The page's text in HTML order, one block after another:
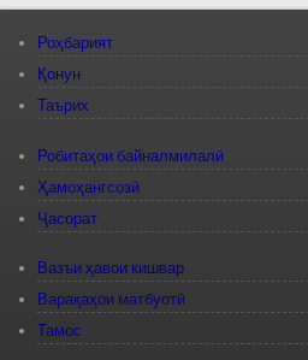
Роҳбарият
Қонун
Таърих
Робитаҳои байналмилалӣ
Ҳамоҳангсозӣ
Ҷасорат
Вазъи ҳавои кишвар
Варақаҳои матбуотӣ
Тамос